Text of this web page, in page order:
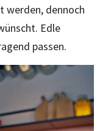
werden, dennoch
Edle
passen.